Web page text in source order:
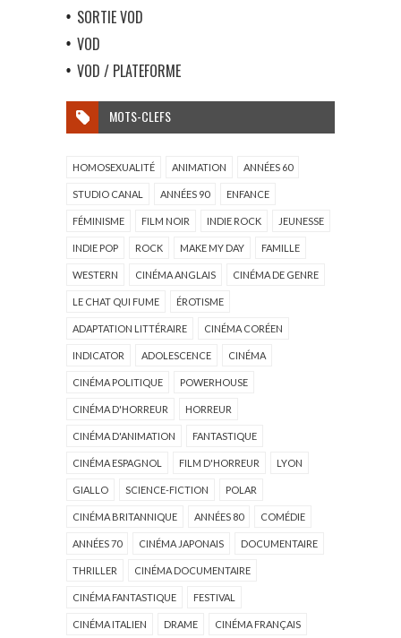
SORTIE VOD
VOD
VOD / PLATEFORME
MOTS-CLEFS
HOMOSEXUALITÉ ANIMATION ANNÉES 60
STUDIO CANAL ANNÉES 90 ENFANCE
FÉMINISME FILM NOIR INDIE ROCK JEUNESSE
INDIE POP ROCK MAKE MY DAY FAMILLE
WESTERN CINÉMA ANGLAIS CINÉMA DE GENRE
LE CHAT QUI FUME ÉROTISME
ADAPTATION LITTÉRAIRE CINÉMA CORÉEN
INDICATOR ADOLESCENCE CINÉMA
CINÉMA POLITIQUE POWERHOUSE
CINÉMA D'HORREUR HORREUR
CINÉMA D'ANIMATION FANTASTIQUE
CINÉMA ESPAGNOL FILM D'HORREUR LYON
GIALLO SCIENCE-FICTION POLAR
CINÉMA BRITANNIQUE ANNÉES 80 COMÉDIE
ANNÉES 70 CINÉMA JAPONAIS DOCUMENTAIRE
THRILLER CINÉMA DOCUMENTAIRE
CINÉMA FANTASTIQUE FESTIVAL
CINÉMA ITALIEN DRAME CINÉMA FRANÇAIS